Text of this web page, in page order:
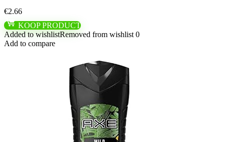
€2.66
KOOP PRODUCT
Added to wishlistRemoved from wishlist 0
Add to compare